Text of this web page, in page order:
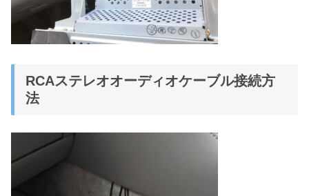
RCAステレオオーディオケーブル接続方
法